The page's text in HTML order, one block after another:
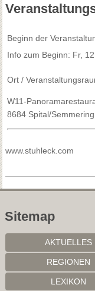
Beginn der
Info zum Beginn: Fr,
Ort /
W11-
8684 Spital/Semmering
www.stuhleck.com
Sitemap
AKTUELLES
REGIONEN
LEXIKON